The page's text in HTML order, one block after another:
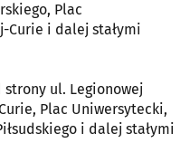
Plac
Curie i dalej stałymi
strony ul. Legionowej
Plac Uniwersytecki,
i dalej stałymi